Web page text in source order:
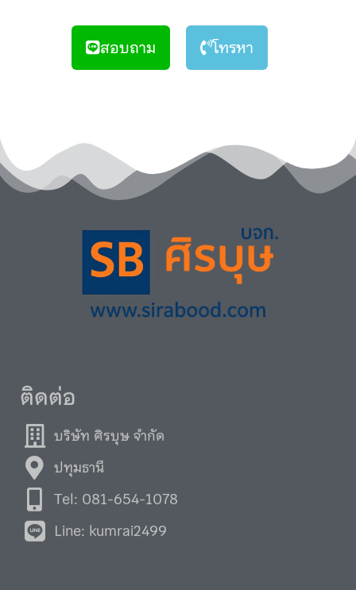
สอบถาม โทรหา
ติดต่อ
บริษัท ศิรบุษ จำกัด
ปทุมธานี
Tel: 081-654-1078
Line: kumrai2499